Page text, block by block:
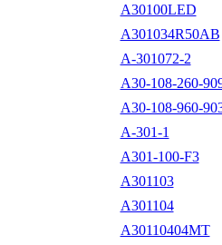
A30100LED
A301034R50AB
A-301072-2
A30-108-260-
A30-108-960-
A-301-1
A301-100-F3
A301103
A301104
A30110404MT